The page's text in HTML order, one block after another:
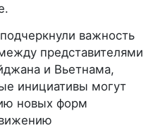
важность
представителями
и Вьетнама,
инициативы могут
новых форм